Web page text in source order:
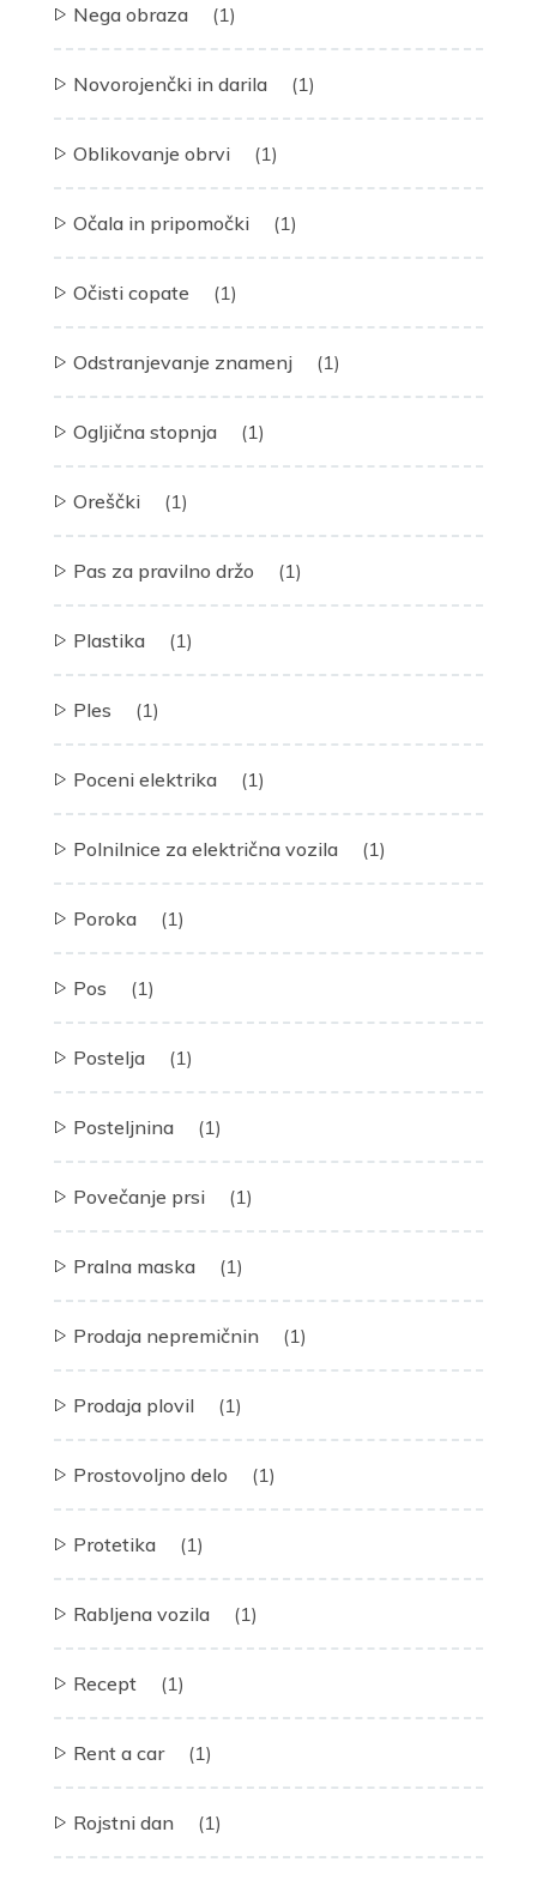
Nega obraza (1)
Novorojenčki in darila (1)
Oblikovanje obrvi (1)
Očala in pripomočki (1)
Očisti copate (1)
Odstranjevanje znamenj (1)
Ogljična stopnja (1)
Oreščki (1)
Pas za pravilno držo (1)
Plastika (1)
Ples (1)
Poceni elektrika (1)
Polnilnice za električna vozila (1)
Poroka (1)
Pos (1)
Postelja (1)
Posteljnina (1)
Povečanje prsi (1)
Pralna maska (1)
Prodaja nepremičnin (1)
Prodaja plovil (1)
Prostovoljno delo (1)
Protetika (1)
Rabljena vozila (1)
Recept (1)
Rent a car (1)
Rojstni dan (1)